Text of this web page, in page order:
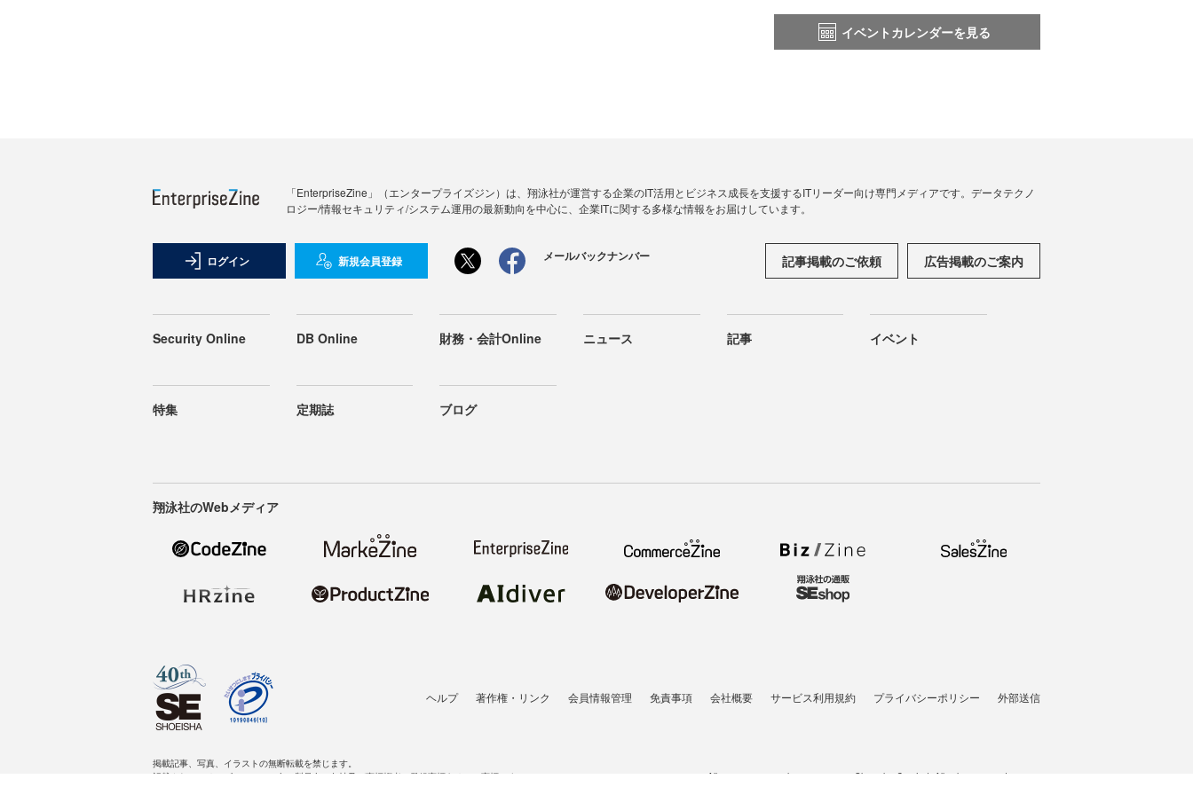
イベントカレンダーを見る
「EnterpriseZine」（エンタープライズジン）は、翔泳社が運営する企業のIT活用とビジネス成長を支援するITリーダー向け専門メディアです。データテクノ
ロジー/情報セキュリティ/システム運用の最新動向を中心に、企業ITに関する多様な情報をお届けしています。
ログイン 新規会員登録 メールバックナンバー 記事掲載のご依頼 広告掲載のご案内
Security Online DB Online 財務・会計Online ニュース 記事 イベント
特集 定期誌 ブログ
翔泳社のWebメディア
ヘルプ 著作権・リンク 会員情報管理 免責事項 会社概要 サービス利用規約 プライバシーポリシー 外部送信
掲載記事、写真、イラストの無断転載を禁じます。
記載されているロゴ、システム名、製品名は各社及び商標権者の登録商標あるいは商標です。
All contents copyright © 2007-2026 Shoeisha Co., Ltd. All rights reserved. ver.1.5